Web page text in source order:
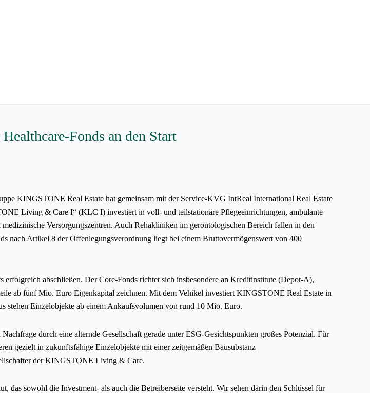
Fonds an den Start
KINGSTONE Real Estate hat gemeinsam mit der Service-KVG IntReal International Real Estate
Living & Care I“ (KLC I) investiert in voll- und teilstationäre Pflegeeinrichtungen, ambulante
Versorgungszentren. Auch Rehakliniken im gerontologischen Bereich fallen in den
nach Artikel 8 der Offenlegungsverordnung liegt bei einem Bruttovermögenswert von 400
abschließen. Der Core-Fonds richtet sich insbesondere an Kreditinstitute (Depot-A),
ab fünf Mio. Euro Eigenkapital zeichnen. Mit dem Vehikel investiert KINGSTONE Real Estate in
stehen Einzelobjekte ab einem Ankaufsvolumen von rund 10 Mio. Euro.
durch eine alternde Gesellschaft gerade unter ESG-Gesichtspunkten großes Potenzial. Für
gezielt in zukunftsfähige Einzelobjekte mit einer zeitgemäßen Bausubstanz
der KINGSTONE Living & Care.
das sowohl die Investment- als auch die Betreiberseite versteht. Wir sehen darin den Schlüssel für